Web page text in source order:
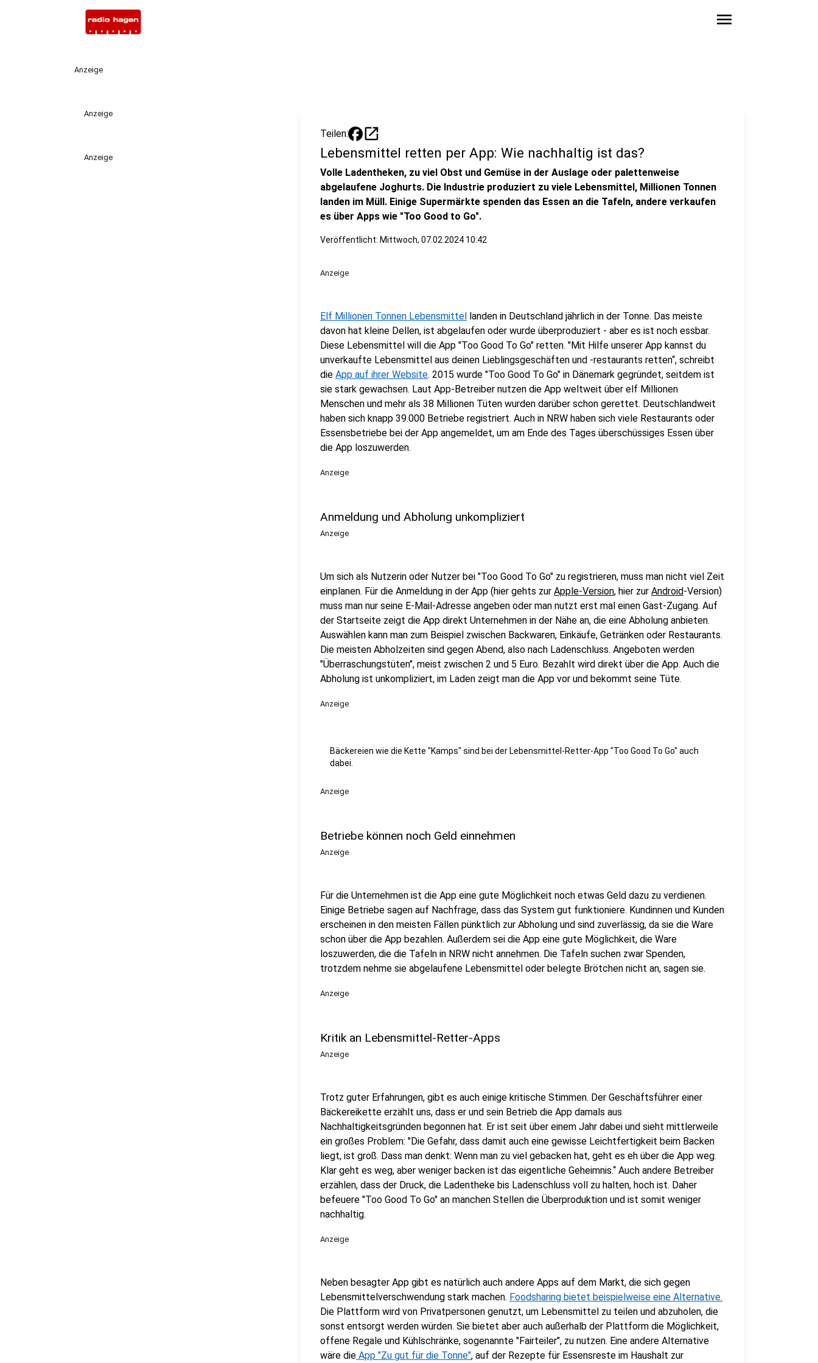
menu
Anzeige
Anzeige
Anzeige
Teilen: open_in_new
Lebensmittel retten per App: Wie nachhaltig ist das?
Volle Ladentheken, zu viel Obst und Gemüse in der Auslage oder palettenweise
abgelaufene Joghurts. Die Industrie produziert zu viele Lebensmittel, Millionen Tonnen
landen im Müll. Einige Supermärkte spenden das Essen an die Tafeln, andere verkaufen
es über Apps wie "Too Good to Go".
Veröffentlicht: Mittwoch, 07.02.2024 10:42
Anzeige
Elf Millionen Tonnen Lebensmittel landen in Deutschland jährlich in der Tonne. Das meiste
davon hat kleine Dellen, ist abgelaufen oder wurde überproduziert - aber es ist noch essbar.
Diese Lebensmittel will die App "Too Good To Go" retten. "Mit Hilfe unserer App kannst du
unverkaufte Lebensmittel aus deinen Lieblingsgeschäften und -restaurants retten“, schreibt
die App auf ihrer Website. 2015 wurde "Too Good To Go" in Dänemark gegründet, seitdem ist
sie stark gewachsen. Laut App-Betreiber nutzen die App weltweit über elf Millionen
Menschen und mehr als 38 Millionen Tüten wurden darüber schon gerettet. Deutschlandweit
haben sich knapp 39.000 Betriebe registriert. Auch in NRW haben sich viele Restaurants oder
Essensbetriebe bei der App angemeldet, um am Ende des Tages überschüssiges Essen über
die App loszuwerden.
Anzeige
Anmeldung und Abholung unkompliziert
Anzeige
Um sich als Nutzerin oder Nutzer bei "Too Good To Go" zu registrieren, muss man nicht viel Zeit
einplanen. Für die Anmeldung in der App (hier gehts zur Apple-Version, hier zur Android-Version)
muss man nur seine E-Mail-Adresse angeben oder man nutzt erst mal einen Gast-Zugang. Auf
der Startseite zeigt die App direkt Unternehmen in der Nähe an, die eine Abholung anbieten.
Auswählen kann man zum Beispiel zwischen Backwaren, Einkäufe, Getränken oder Restaurants.
Die meisten Abholzeiten sind gegen Abend, also nach Ladenschluss. Angeboten werden
"Überraschungstüten", meist zwischen 2 und 5 Euro. Bezahlt wird direkt über die App. Auch die
Abholung ist unkompliziert, im Laden zeigt man die App vor und bekommt seine Tüte.
Anzeige
Bäckereien wie die Kette "Kamps" sind bei der Lebensmittel-Retter-App "Too Good To Go" auch
dabei.
Anzeige
Betriebe können noch Geld einnehmen
Anzeige
Für die Unternehmen ist die App eine gute Möglichkeit noch etwas Geld dazu zu verdienen.
Einige Betriebe sagen auf Nachfrage, dass das System gut funktioniere. Kundinnen und Kunden
erscheinen in den meisten Fällen pünktlich zur Abholung und sind zuverlässig, da sie die Ware
schon über die App bezahlen. Außerdem sei die App eine gute Möglichkeit, die Ware
loszuwerden, die die Tafeln in NRW nicht annehmen. Die Tafeln suchen zwar Spenden,
trotzdem nehme sie abgelaufene Lebensmittel oder belegte Brötchen nicht an, sagen sie.
Anzeige
Kritik an Lebensmittel-Retter-Apps
Anzeige
Trotz guter Erfahrungen, gibt es auch einige kritische Stimmen. Der Geschäftsführer einer
Bäckereikette erzählt uns, dass er und sein Betrieb die App damals aus
Nachhaltigkeitsgründen begonnen hat. Er ist seit über einem Jahr dabei und sieht mittlerweile
ein großes Problem: "Die Gefahr, dass damit auch eine gewisse Leichtfertigkeit beim Backen
liegt, ist groß. Dass man denkt: Wenn man zu viel gebacken hat, geht es eh über die App weg.
Klar geht es weg, aber weniger backen ist das eigentliche Geheimnis.“ Auch andere Betreiber
erzählen, dass der Druck, die Ladentheke bis Ladenschluss voll zu halten, hoch ist. Daher
befeuere "Too Good To Go" an manchen Stellen die Überproduktion und ist somit weniger
nachhaltig.
Anzeige
Neben besagter App gibt es natürlich auch andere Apps auf dem Markt, die sich gegen
Lebensmittelverschwendung stark machen. Foodsharing bietet beispielweise eine Alternative.
Die Plattform wird von Privatpersonen genutzt, um Lebensmittel zu teilen und abzuholen, die
sonst entsorgt werden würden. Sie bietet aber auch außerhalb der Plattform die Möglichkeit,
offene Regale und Kühlschränke, sogenannte "Fairteiler", zu nutzen. Eine andere Alternative
wäre die App "Zu gut für die Tonne", auf der Rezepte für Essensreste im Haushalt zur